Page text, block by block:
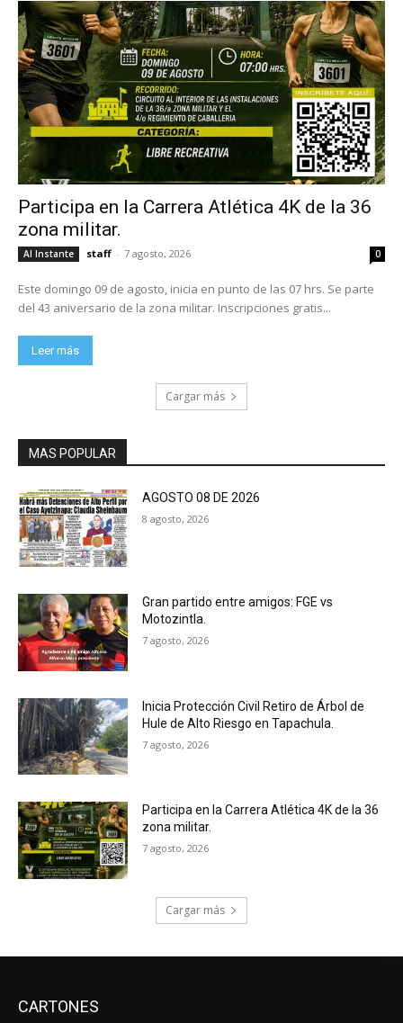
Participa en la Carrera Atlética 4K de la 36
zona militar.
Al Instante staff - 7 agosto, 2026 0
Este domingo 09 de agosto, inicia en punto de las 07 hrs. Se parte
del 43 aniversario de la zona militar. Inscripciones gratis...
Leer más
Cargar más
MAS POPULAR
AGOSTO 08 DE 2026
8 agosto, 2026
Gran partido entre amigos: FGE vs
Motozintla.
7 agosto, 2026
Inicia Protección Civil Retiro de Árbol de
Hule de Alto Riesgo en Tapachula.
7 agosto, 2026
Participa en la Carrera Atlética 4K de la 36
zona militar.
7 agosto, 2026
Cargar más
CARTONES